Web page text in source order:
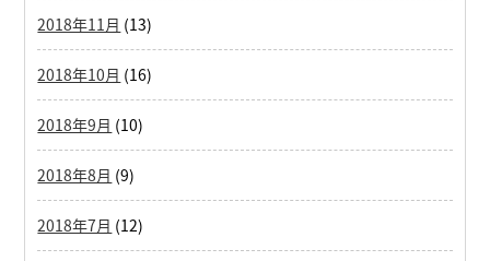
2018年11月 (13)
2018年10月 (16)
2018年9月 (10)
2018年8月 (9)
2018年7月 (12)